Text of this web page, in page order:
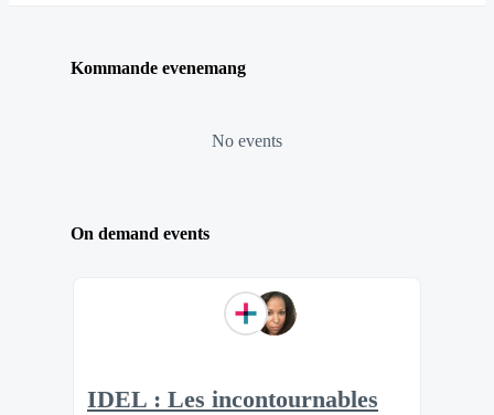
Kommande evenemang
No events
On demand events
IDEL : Les incontournables